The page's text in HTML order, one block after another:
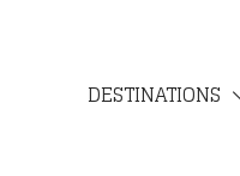
DESTINATIONS